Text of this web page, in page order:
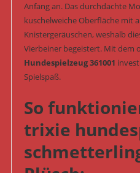
Anfang an. Das durchdachte
kuschelweiche Oberfläche mit
Knistergeräuschen, weshalb
Vierbeiner begeistert. Mit dem
Hundespielzeug 361001
Spielspaß.
So
trixie